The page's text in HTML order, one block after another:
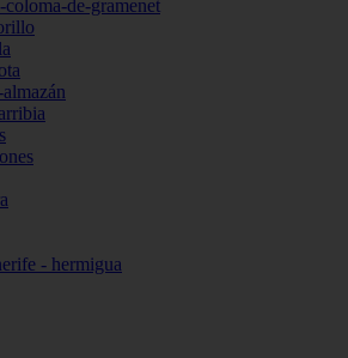
coloma-de-gramenet
- hermigua